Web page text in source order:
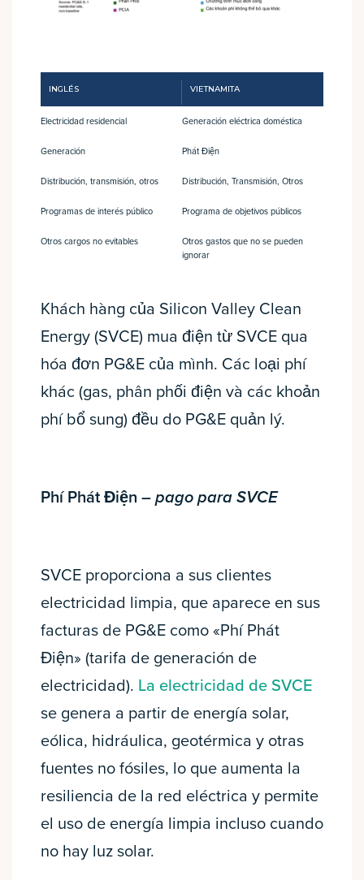
INGLÉS VIETNAMITA
Electricidad residencial Generación eléctrica doméstica
Generación Phát Điện
Distribución, transmisión, otros Distribución, Transmisión, Otros
Programas de interés público Programa de objetivos públicos
Otros cargos no evitables
Otros gastos que no se pueden
ignorar
Khách hàng của Silicon Valley Clean
Energy (SVCE) mua điện từ SVCE qua
hóa đơn PG&E của mình. Các loại phí
khác (gas, phân phối điện và các khoản
phí bổ sung) đều do PG&E quản lý.
Phí Phát Điện – pago para SVCE
SVCE proporciona a sus clientes
electricidad limpia, que aparece en sus
facturas de PG&E como «Phí Phát
Điện» (tarifa de generación de
electricidad). La electricidad de SVCE
se genera a partir de energía solar,
eólica, hidráulica, geotérmica y otras
fuentes no fósiles, lo que aumenta la
resiliencia de la red eléctrica y permite
el uso de energía limpia incluso cuando
no hay luz solar.